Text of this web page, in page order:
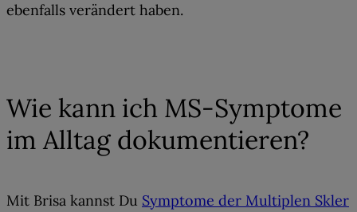
ebenfalls verändert haben.
Wie kann ich MS-Symptome
im Alltag dokumentieren?
Mit Brisa kannst Du Symptome der Multiplen Skler